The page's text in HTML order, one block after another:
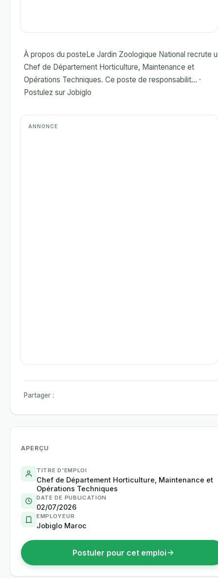
À propos du posteLe Jardin Zoologique National recrute
Chef de Département Horticulture, Maintenance et
Opérations Techniques. Ce poste de responsabilit... ·
Postulez sur Jobiglo
Partager :
APERÇU
TITRE D'EMPLOI
Chef de Département Horticulture, Maintenance et
Opérations Techniques
DATE DE PUBLICATION
02/07/2026
EMPLOYEUR
Jobiglo Maroc
Postuler pour cet emploi